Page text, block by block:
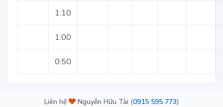
1:10
1:00
0:50
Liên hệ Nguyễn Hữu Tài (0915 595 773)